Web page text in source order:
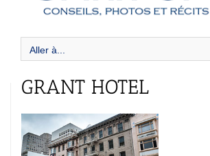
Aller à...
GRANT HOTEL